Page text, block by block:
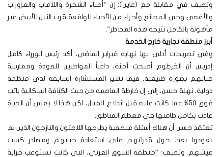
وتضيف في مقابلة مع (عاين): إن “أحياء الشجرة واللاماب والعزوزاب
والأقصى وحي المصانع وأجزاء من الأحياء الواقعة قرب النيل الأبيض غير
مأهولة بالكامل نتيجة هذه المخاطر”.
أبرز منطقة تجارية خارج الخدمة
وفي تصريحات أدلى بها نهاية فبراير الماضي، أكد رئيس الوزراء كامل
إدريس أن الخرطوم أصبحت آمنة، داعياً المواطنين للعودة وممارسة
حياتهم بصورة طبيعية. فيما تشير المستشارة السابقة لدى منظمة
دولية، نهلة حسن، إلى إن خارطة العاصمة من حيث الكثافة السكانية باتت
فوق 50% عما كانت عليه قبل اندلاع القتال، لكن هذا لا يعني أن الحياة
عادت بكامل طاقتها في معظم المناطق.
تعتقد حسن أن هناك أسئلة منطقية يطرحها اللاجئون والنازحون الذين لم
يعودوا بعد، حول قدراتهم على استعادة حياتهم ومصادر كسب
عيشهم. وتضيف: “منطقة السوق العربي، التي كانت تستوعب قرابة